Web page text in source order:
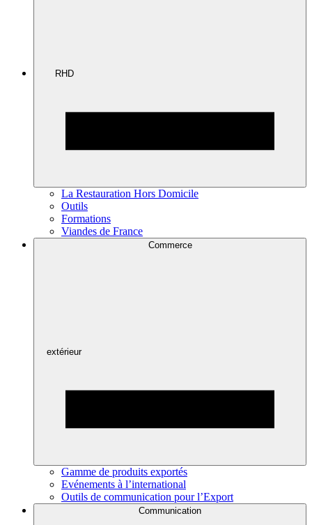
RHD
La Restauration Hors Domicile
Outils
Formations
Viandes de France
Commerce
extérieur
Gamme de produits exportés
Evénements à l’international
Outils de communication pour l’Export
Communication